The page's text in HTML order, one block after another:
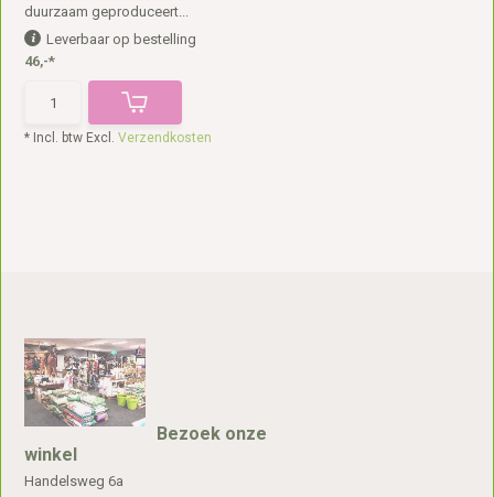
duurzaam geproduceert...
Leverbaar op bestelling
46,-*
* Incl. btw Excl.Verzendkosten
Bezoek onze
winkel
Handelsweg 6a